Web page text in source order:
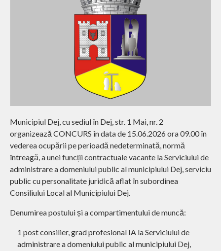
Municipiul Dej, cu sediul în Dej, str. 1 Mai, nr. 2
organizează CONCURS în data de 15.06.2026 ora 09.00 în
vederea ocupării pe perioadă nedeterminată, normă
întreagă, a unei funcții contractuale vacante la Serviciului de
administrare a domeniului public al municipiului Dej, serviciu
public cu personalitate juridică aflat în subordinea
Consiliului Local al Municipiului Dej.
Denumirea postului și a compartimentului de muncă:
1 post consilier, grad profesional IA la Serviciului de
administrare a domeniului public al municipiului Dej,